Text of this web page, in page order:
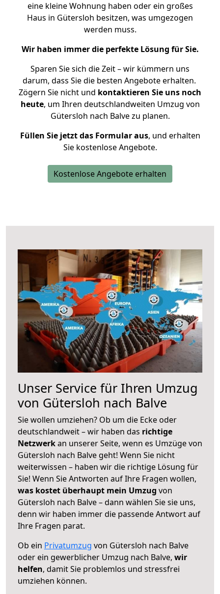
eine kleine Wohnung haben oder ein großes
Haus in Gütersloh besitzen, was umgezogen
werden muss.
Wir haben immer die perfekte Lösung für Sie.
Sparen Sie sich die Zeit – wir kümmern uns
darum, dass Sie die besten Angebote erhalten.
Zögern Sie nicht und kontaktieren Sie uns noch
heute, um Ihren deutschlandweiten Umzug von
Gütersloh nach Balve zu planen.
Füllen Sie jetzt das Formular aus, und erhalten
Sie kostenlose Angebote.
Kostenlose Angebote erhalten
Unser Service für Ihren Umzug
von Gütersloh nach Balve
Sie wollen umziehen? Ob um die Ecke oder
deutschlandweit – wir haben das richtige
Netzwerkan unserer Seite, wenn es Umzüge von
Gütersloh nach Balve geht! Wenn Sie nicht
weiterwissen – haben wir die richtige Lösung für
Sie! Wenn Sie Antworten auf Ihre Fragen wollen,
was kostet überhaupt mein Umzug von
Gütersloh nach Balve – dann wählen Sie sie uns,
denn wir haben immer die passende Antwort auf
Ihre Fragen parat.
Ob ein Privatumzug von Gütersloh nach Balve
oder ein gewerblicher Umzug nach Balve, wir
helfen, damit Sie problemlos und stressfrei
umziehen können.